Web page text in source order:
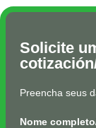
Solicite
Preencha seus
Nome